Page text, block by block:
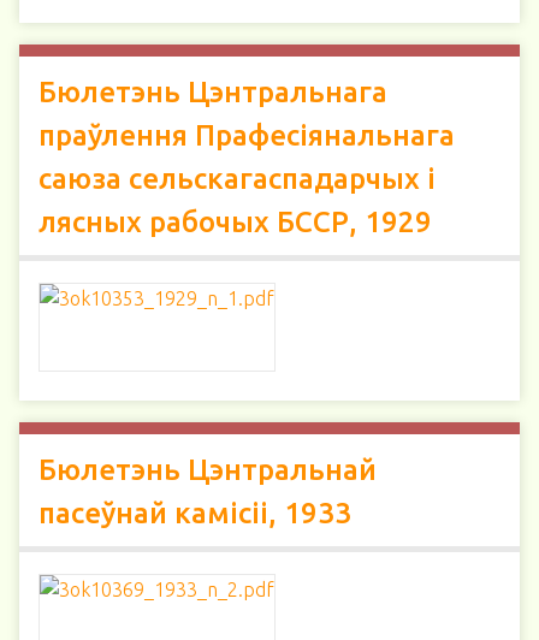
Бюлетэнь Цэнтральнага
праўлення Прафесіянальнага
саюза сельскагаспадарчых і
лясных рабочых БССР, 1929
Бюлетэнь Цэнтральнай
пасеўнай камісіі, 1933